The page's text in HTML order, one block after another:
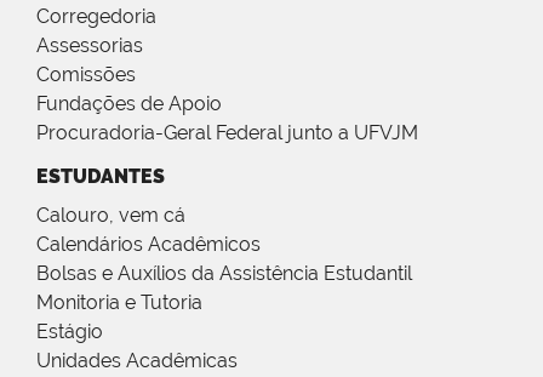
Corregedoria
Assessorias
Comissões
Fundações de Apoio
Procuradoria-Geral Federal junto a UFVJM
ESTUDANTES
Calouro, vem cá
Calendários Acadêmicos
Bolsas e Auxílios da Assistência Estudantil
Monitoria e Tutoria
Estágio
Unidades Acadêmicas